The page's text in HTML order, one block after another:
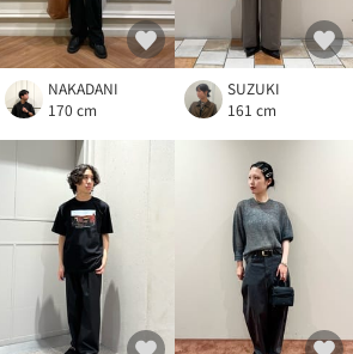
NAKADANI
170 cm
SUZUKI
161 cm